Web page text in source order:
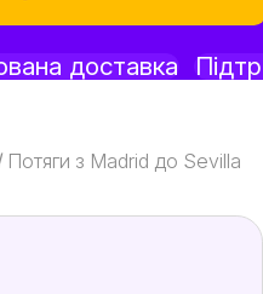
доставка
Потяги з Madrid до Sevilla